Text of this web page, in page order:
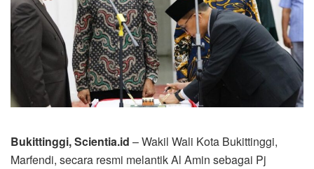
Bukittinggi, Scientia.id – Wakil Wali Kota Bukittinggi,
Marfendi, secara resmi melantik Al Amin sebagai Pj